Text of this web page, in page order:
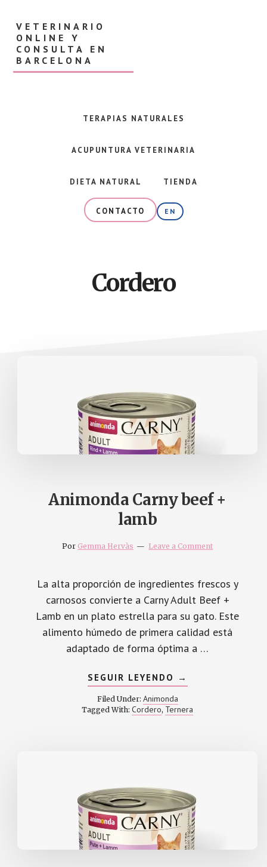
main
content
footerVETERINARIO
ONLINE Y
CONSULTA EN
BARCELONA
TERAPIAS NATURALES
ACUPUNTURA VETERINARIA
DIETA NATURAL TIENDA
CONTACTO EN
Cordero
Animonda Carny beef +
lamb
PorGemma Hervàs Leave a Comment
La alta proporción de ingredientes frescos y
carnosos convierte a Carny Adult Beef +
Lamb en un plato estrella para su gato. Este
alimento húmedo de primera calidad está
adaptado de forma óptima a …
SEGUIR LEYENDO ABOUT
ANIMONDA
CARNY
BEEF
+
→
Filed Under: Animonda
Tagged With:Cordero, Ternera